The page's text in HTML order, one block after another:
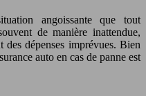
angoissante que tout
de manière inattendue,
des dépenses imprévues. Bien
auto en cas de panne est